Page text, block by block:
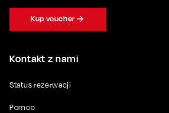
Kontakt z nami
Status rezerwacji
Pomoc
Kup voucher